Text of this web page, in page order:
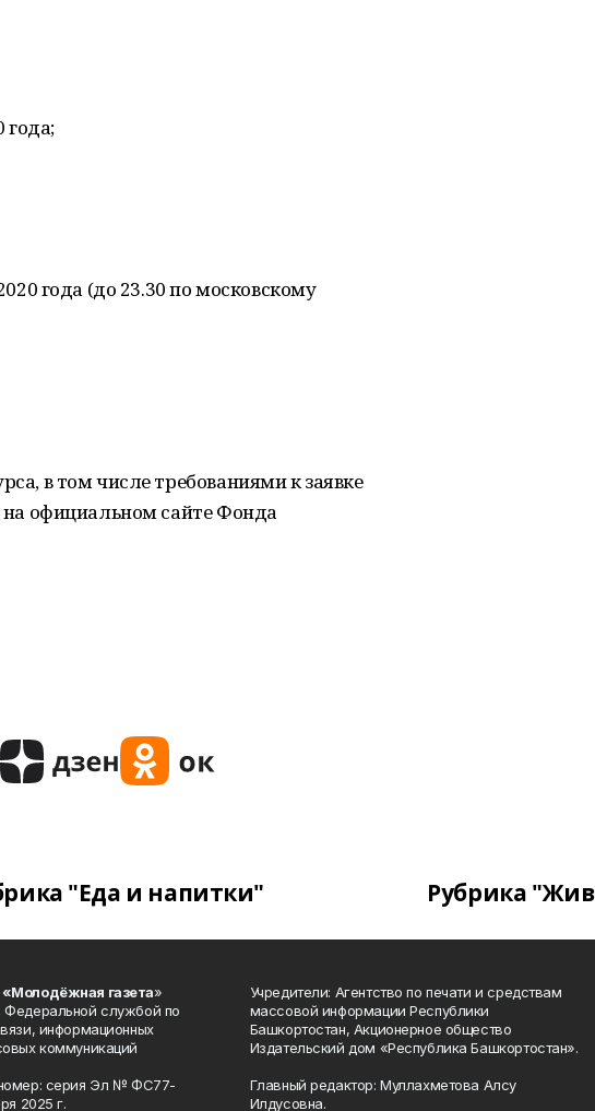
года;
года (до 23.30 по московскому
в том числе требованиями к заявке
на официальном сайте Фонда
"Еда и напитки" Рубрика
газета»
Федеральной службой по
информационных
коммуникаций
серия Эл № ФС77-
2025 г.
Учредители: Агентство по печати и средствам
массовой информации Республики
Башкортостан, Акционерное общество
Издательский дом «Республика Башкортостан».
Главный редактор: Муллахметова Алсу
Илдусовна.